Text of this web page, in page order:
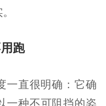
跑
一直很明确：它确
一种不可阻挡的姿